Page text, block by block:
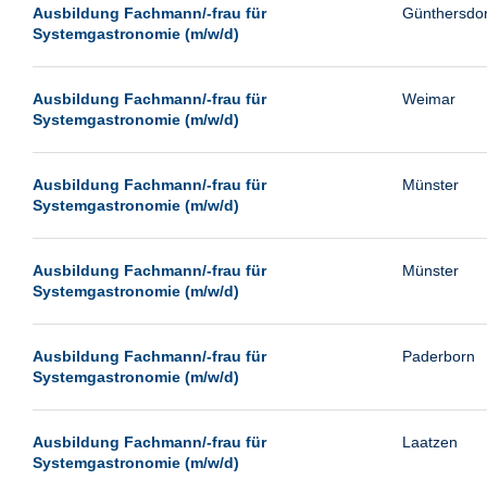
Paderborn
Passau
Pforzheim
Schwerin
Siegburg
Siegen
Viernheim
Weimar
Wetzlar
Ausbildung Fachmann/-frau für
Systemgastronomie (m/w/d)
Ausbildung Fachmann/-frau für
Systemgastronomie (m/w/d)
Weimar
Ausbildung Fachmann/-frau für
Systemgastronomie (m/w/d)
Münster
Ausbildung Fachmann/-frau für
Systemgastronomie (m/w/d)
Münster
Ausbildung Fachmann/-frau für
Systemgastronomie (m/w/d)
Paderborn
Ausbildung Fachmann/-frau für
Systemgastronomie (m/w/d)
Laatzen